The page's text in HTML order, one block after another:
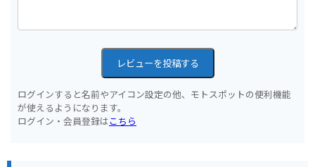
レビューを投稿する
ログインすると名前やアイコン設定の他、モトスポットの便利機能
が使えるようになります。
ログイン・会員登録はこちら